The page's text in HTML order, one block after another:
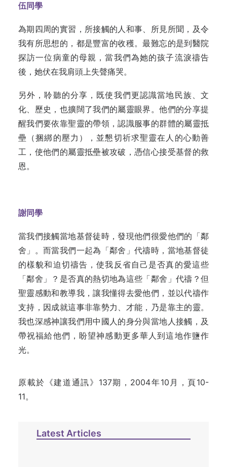
伍同學
為期四周的實習，所接觸的人和事、所見所聞，及令
我有所思想的，都是豐富的收穫。最難忘的是到醫院
探訪一位病童的母親，當我們為她的孩子流淚禱告
後，她伏在我肩頭上失聲痛哭。
另外，聆聽的分享，既使我們更認識當地民族、文
化、歷史，也擴闊了我們的屬靈眼界。他們的分享提
醒我們要依靠聖靈的帶領，認識服事的群體的屬靈抵
壘（捆綁的壓力），並懇切祈求聖靈在人的心動善
工，使他們的屬靈抵壘被攻破，憑信心接受基督的救
恩。
謝同學
當我們接觸當地基督徒時，發現他們很愛他們的「鄰
舍」。而當我們一起為「鄰舍」代禱時，當地基督徒
的樣貌和迫切禱告，使我反省自己是否真的愛這些
「鄰舍」？是否真的熱切地為這些「鄰舍」代禱？但
聖靈感動和教導我，讓我懂得去愛他們，並以代禱作
支持，因成就這事非靠勢力、才能，乃是靠主的靈。
我也深感神讓我們用中國人的身分與當地人接觸，及
帶祝福給他們，盼望神感動更多華人到這地作鹽作
光。
原載於《建道通訊》137期，2004年10月，頁10-
11。
Latest Articles